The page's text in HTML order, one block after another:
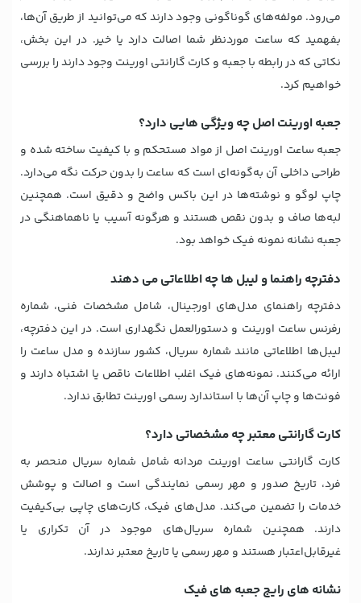
می‌رود. مولفه‌های گوناگونی وجود دارند که می‌توانید از طریق آن‌ها،
بفهمید که ساعت موردنظر شما اصالت دارد یا خیر. در این بخش،
نکاتی که در رابطه با جعبه و کارت گارانتی اورینت وجود دارند را بررسی
خواهیم کرد.
جعبه اورینت اصل چه ویژگی هایی دارد؟
جعبه ساعت اورینت اصل از مواد مستحکم و با کیفیت ساخته شده و
طراحی داخلی آن به‌گونه‌ای است که ساعت را بدون حرکت نگه می‌دارد.
چاپ لوگو و نوشته‌ها در این باکس واضح و دقیق است. همچنین
لبه‌ها صاف و بدون نقص هستند و هرگونه آسیب یا ناهماهنگی در
جعبه نشانه نمونه فیک خواهد بود.
دفترچه راهنما و لیبل ها چه اطلاعاتی می دهند
دفترچه راهنمای مدل‌های اورجینال، شامل مشخصات فنی، شماره
رفرنس ساعت اورینت و دستورالعمل نگهداری است. در این دفترچه،
لیبل‌ها اطلاعاتی مانند شماره سریال، کشور سازنده و مدل ساعت را
ارائه می‌کنند. نمونه‌های فیک اغلب اطلاعات ناقص یا اشتباه دارند و
فونت‌ها و چاپ آن‌ها با استاندارد رسمی اورینت تطابق ندارد.
کارت گارانتی معتبر چه مشخصاتی دارد؟
کارت گارانتی ساعت اورینت مردانه شامل شماره سریال منحصر به
فرد، تاریخ صدور و مهر رسمی نمایندگی است و اصالت و پوشش
خدمات را تضمین می‌کند. مدل‌های فیک، کارت‌های چاپی بی‌کیفیت
دارند. همچنین شماره سریال‌های موجود در آن تکراری یا
غیرقابل‌اعتبار هستند و مهر رسمی یا تاریخ معتبر ندارند.
نشانه های رایج جعبه های فیک